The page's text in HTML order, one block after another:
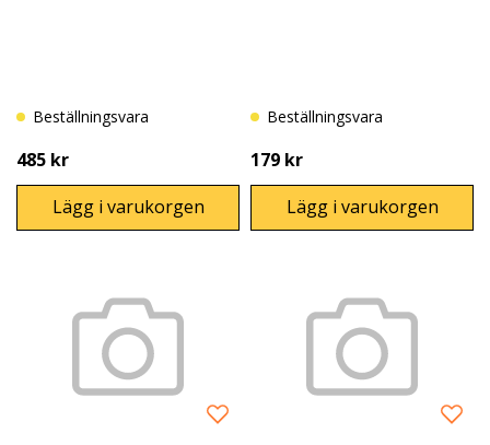
Beställningsvara
485 kr
Lägg i varukorgen
Beställningsvara
179 kr
Lägg i varukorgen